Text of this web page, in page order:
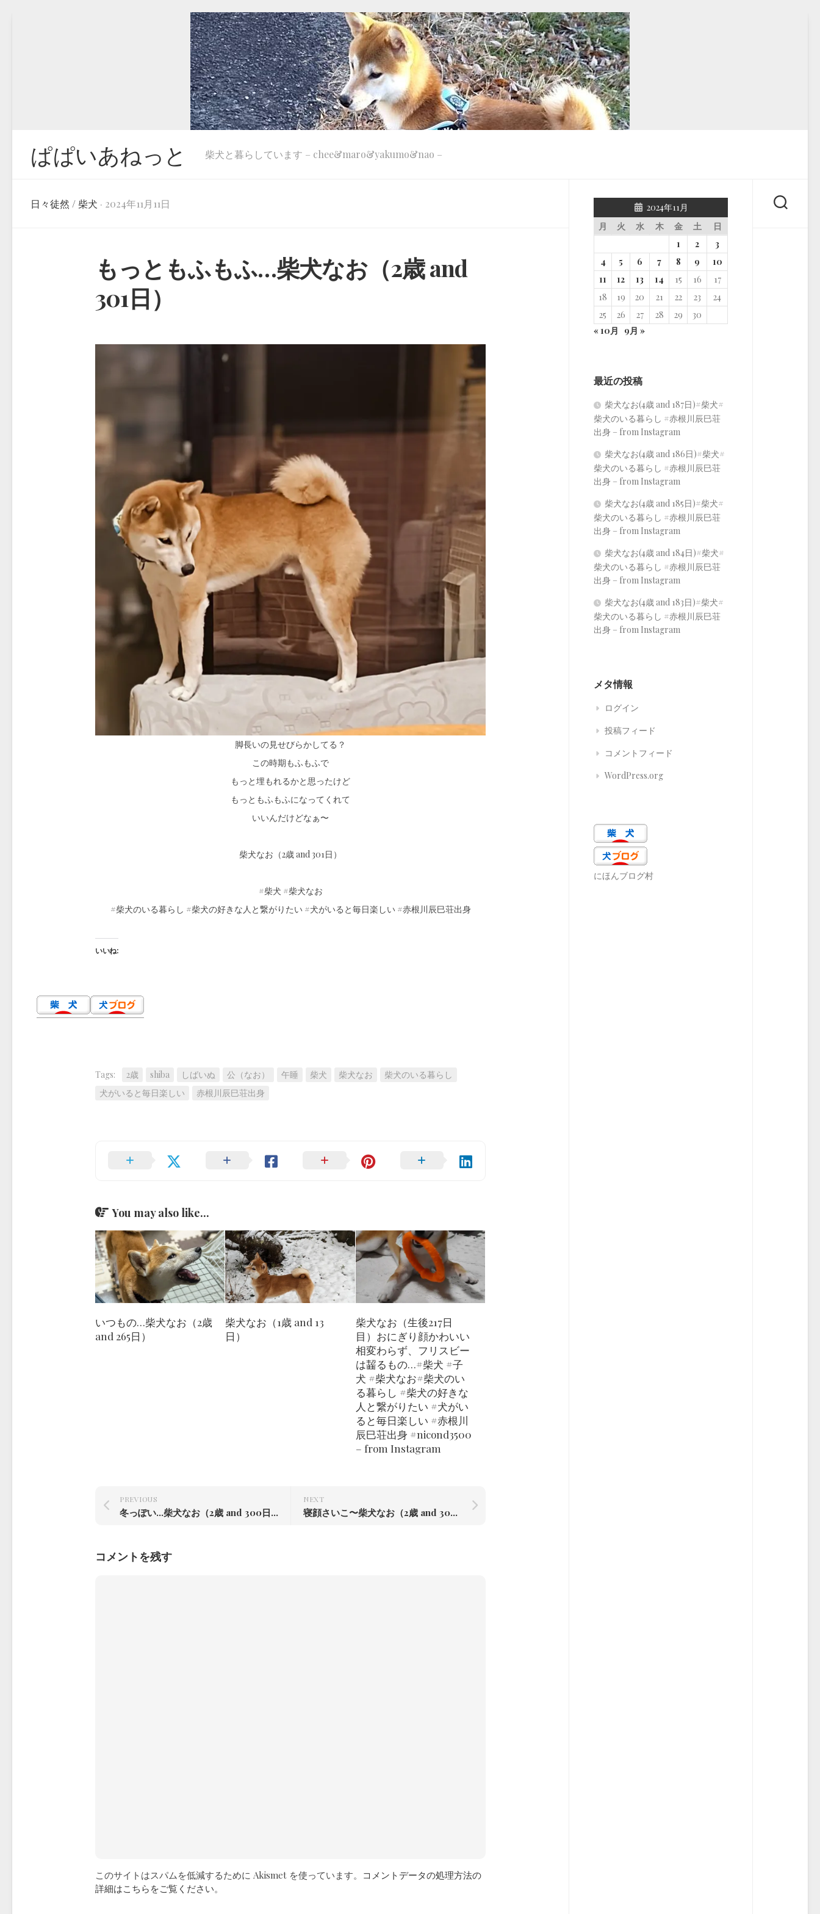
ぱぱいあねっと 柴犬と暮らしています – chee&maro&yakumo&nao –
日々徒然 / 柴犬 · 2024年11月11日
もっともふもふ…柴犬なお（2歳 and
301日）
脚長いの見せびらかしてる？
この時期もふもふで
もっと埋もれるかと思ったけど
もっともふもふになってくれて
いいんだけどなぁ〜
柴犬なお（2歳 and 301日）
#柴犬 #柴犬なお
#柴犬のいる暮らし #柴犬の好きな人と繋がりたい #犬がいると毎日楽しい #赤根川辰巳荘出身
いいね:
Tags: 2歳 shiba しばいぬ 公（なお） 午睡 柴犬 柴犬なお
柴犬のいる暮らし
犬がいると毎日楽しい
赤根川辰巳荘出身
You may also like...
いつもの…柴犬なお（2歳
and 265日）
柴犬なお（1歳 and 13
日）
柴犬なお（生後217日
目）おにぎり顔かわいい️
相変わらず、フリスビー
は齧るもの…#柴犬 #子
犬 #柴犬なお#柴犬のい
る暮らし #柴犬の好きな
人と繋がりたい #犬がい
ると毎日楽しい #赤根川
辰巳荘出身 #nicond3500
– from Instagram
NEXT
寝顔さいこ〜柴犬なお（2歳 and 302日）
PREVIOUS
冬っぽい…柴犬なお（2歳 and 300日）
コメントを残す
このサイトはスパムを低減するために Akismet を使っています。 コメントデータの処理方法の
詳細はこちらをご覧ください。
2024年11月
月
火 水 木 金 土
日
1
2
3
4
5 6 7 8 9
10
11
12 13 14 15 16
17
18
19 20 21 22 23
24
25
26 27 28 29
30
« 10月
9月 »
最近の投稿
柴犬なお(4歳 and 187日)#柴犬#
柴犬のいる暮らし #赤根川辰巳荘
出身 – from Instagram
柴犬なお(4歳 and 186日)#柴犬#
柴犬のいる暮らし #赤根川辰巳荘
出身 – from Instagram
柴犬なお(4歳 and 185日)#柴犬#
柴犬のいる暮らし #赤根川辰巳荘
出身 – from Instagram
柴犬なお(4歳 and 184日)#柴犬#
柴犬のいる暮らし #赤根川辰巳荘
出身 – from Instagram
柴犬なお(4歳 and 183日)#柴犬#
柴犬のいる暮らし #赤根川辰巳荘
出身 – from Instagram
メタ情報
ログイン
投稿フィード
コメントフィード
WordPress.org
にほんブログ村